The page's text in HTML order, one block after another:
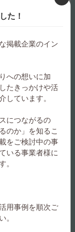
飾り 18223
髪飾り 18229
た！
掲載企業のイン
への想いに加
たきっかけや活
しています。
につながるの
のか」を知るこ
をご検討中の事
いる事業者様に
。
用事例を順次ご
。